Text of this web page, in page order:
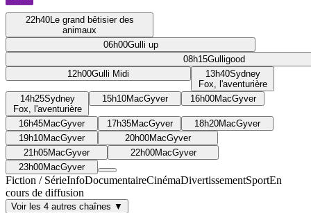
22h40Le grand bêtisier des
animaux
06h00Gulli up
08h15Gulligood
12h00Gulli Midi 13h40Sydney
Fox, l'aventurière
14h25Sydney
Fox, l'aventurière
15h10MacGyver 16h00MacGyver
16h45MacGyver 17h35MacGyver 18h20MacGyver
19h10MacGyver 20h00MacGyver
21h05MacGyver 22h00MacGyver
23h00MacGyver
Fiction / SérieInfoDocumentaireCinémaDivertissementSportEn
cours de diffusion
Voir les 4 autres chaînes ▼